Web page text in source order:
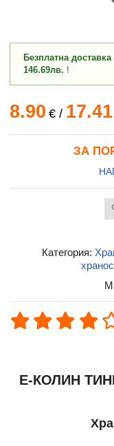
Безплатна доставка
146.69лв. !
8.90 €/ 17.41
ЗА
Категория:
Е-КОЛИН